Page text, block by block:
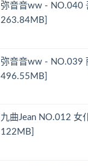
弥音音ww - NO.040
263.84MB]
弥音音ww - NO.039
496.55MB]
九曲Jean NO.012 女
122MB]